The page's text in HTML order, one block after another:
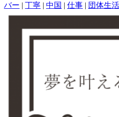
バー | 丁寧 | 中国 | 仕事 | 団体生活